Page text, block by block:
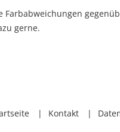
gerne.
Kontakt